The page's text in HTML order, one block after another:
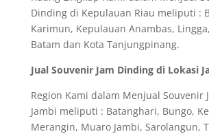
Dinding di Kepulauan Riau meliputi :
Karimun, Kepulauan Anambas,
Batam dan Kota Tanjungpinang.
Jual Souvenir Jam Dinding di Lokasi
Region Kami dalam Menjual Souvenir
Jambi meliputi : Batanghari, Bungo,
Merangin, Muaro Jambi, Sarolangun,